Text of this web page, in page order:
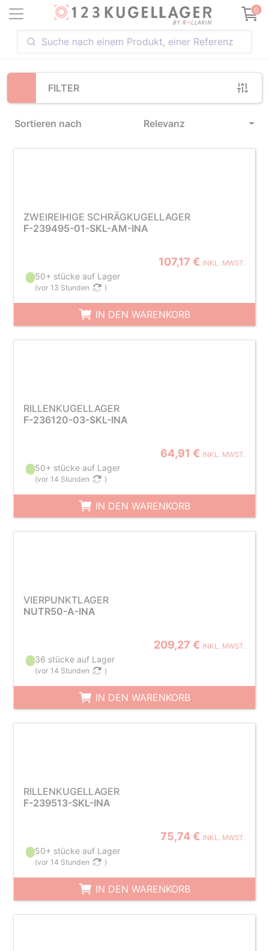
0
FILTER
Sortieren nach Relevanz
Loading...
ZWEIREIHIGE SCHRÄGKUGELLAGER
F-239495-01-SKL-AM-INA
107,17 € INKL. MWST.
50+ stücke auf Lager
(vor 13 Stunden )
IN DEN WARENKORB
RILLENKUGELLAGER
F-236120-03-SKL-INA
64,91 € INKL. MWST.
50+ stücke auf Lager
(vor 14 Stunden )
IN DEN WARENKORB
VIERPUNKTLAGER
NUTR50-A-INA
209,27 € INKL. MWST.
36 stücke auf Lager
(vor 14 Stunden )
IN DEN WARENKORB
RILLENKUGELLAGER
F-239513-SKL-INA
75,74 € INKL. MWST.
50+ stücke auf Lager
(vor 14 Stunden )
IN DEN WARENKORB